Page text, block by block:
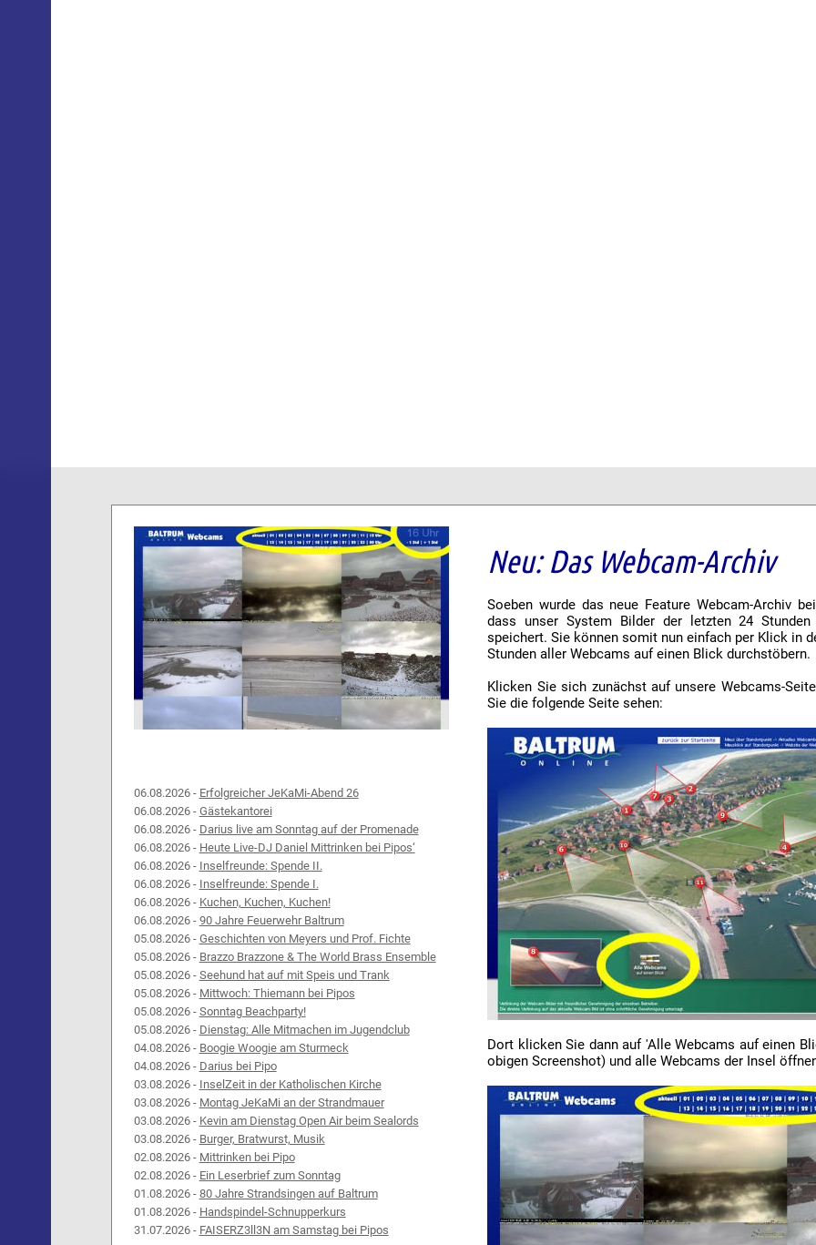
06.08.2026 - Erfolgreicher JeKaMi-Abend 26
06.08.2026 - Gästekantorei
06.08.2026 - Darius live am Sonntag auf der Promenade
06.08.2026 - Heute Live-DJ Daniel Mittrinken bei Pipos‘
06.08.2026 - Inselfreunde: Spende II.
06.08.2026 - Inselfreunde: Spende I.
06.08.2026 - Kuchen, Kuchen, Kuchen!
06.08.2026 - 90 Jahre Feuerwehr Baltrum
05.08.2026 - Geschichten von Meyers und Prof. Fichte
05.08.2026 - Brazzo Brazzone & The World Brass Ensemble
05.08.2026 - Seehund hat auf mit Speis und Trank
05.08.2026 - Mittwoch: Thiemann bei Pipos
05.08.2026 - Sonntag Beachparty!
05.08.2026 - Dienstag: Alle Mitmachen im Jugendclub
04.08.2026 - Boogie Woogie am Sturmeck
04.08.2026 - Darius bei Pipo
03.08.2026 - InselZeit in der Katholischen Kirche
03.08.2026 - Montag JeKaMi an der Strandmauer
03.08.2026 - Kevin am Dienstag Open Air beim Sealords
03.08.2026 - Burger, Bratwurst, Musik
02.08.2026 - Mittrinken bei Pipo
02.08.2026 - Ein Leserbrief zum Sonntag
01.08.2026 - 80 Jahre Strandsingen auf Baltrum
01.08.2026 - Handspindel-Schnupperkurs
31.07.2026 - FAISERZ3ll3N am Samstag bei Pipos
Neu: Das Webcam-Archiv
Soeben wurde das neue Feature Webcam-Archiv
dass unser System Bilder der letzten 24
speichert. Sie können somit nun einfach per Klick in
Stunden aller Webcams auf einen Blick durchstöbern.
Klicken Sie sich zunächst auf unsere Webcams-
Sie die folgende Seite sehen:
Dort klicken Sie dann auf 'Alle Webcams auf einen
obigen Screenshot) und alle Webcams der Insel